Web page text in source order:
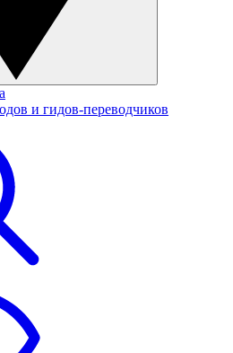
и гидов-переводчиков